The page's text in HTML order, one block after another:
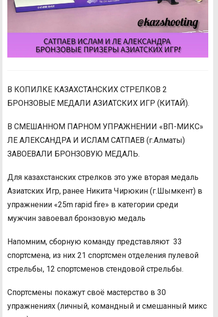
В КОПИЛКЕ КАЗАХСТАНСКИХ СТРЕЛКОВ 2
БРОНЗОВЫЕ МЕДАЛИ АЗИАТСКИХ ИГР (КИТАЙ).
В СМЕШАННОМ ПАРНОМ УПРАЖНЕНИИ «ВП-МИКС»
ЛЕ АЛЕКСАНДРА И ИСЛАМ САТПАЕВ (г.Алматы)
ЗАВОЕВАЛИ БРОНЗОВУЮ МЕДАЛЬ.
Для казахстанских стрелков это уже вторая медаль
Азиатских Игр, ранее Никита Чирюкин (г.Шымкент) в
упражнении «25m rapid fire» в категории среди
мужчин завоевал бронзовую медаль
Напомним, сборную команду представляют 33
спортсмена, из них 21 спортсмен отделения пулевой
стрельбы, 12 спортсменов стендовой стрельбы.
Спортсмены покажут своё мастерство в 30
упражнениях (личный, командный и смешанный микс